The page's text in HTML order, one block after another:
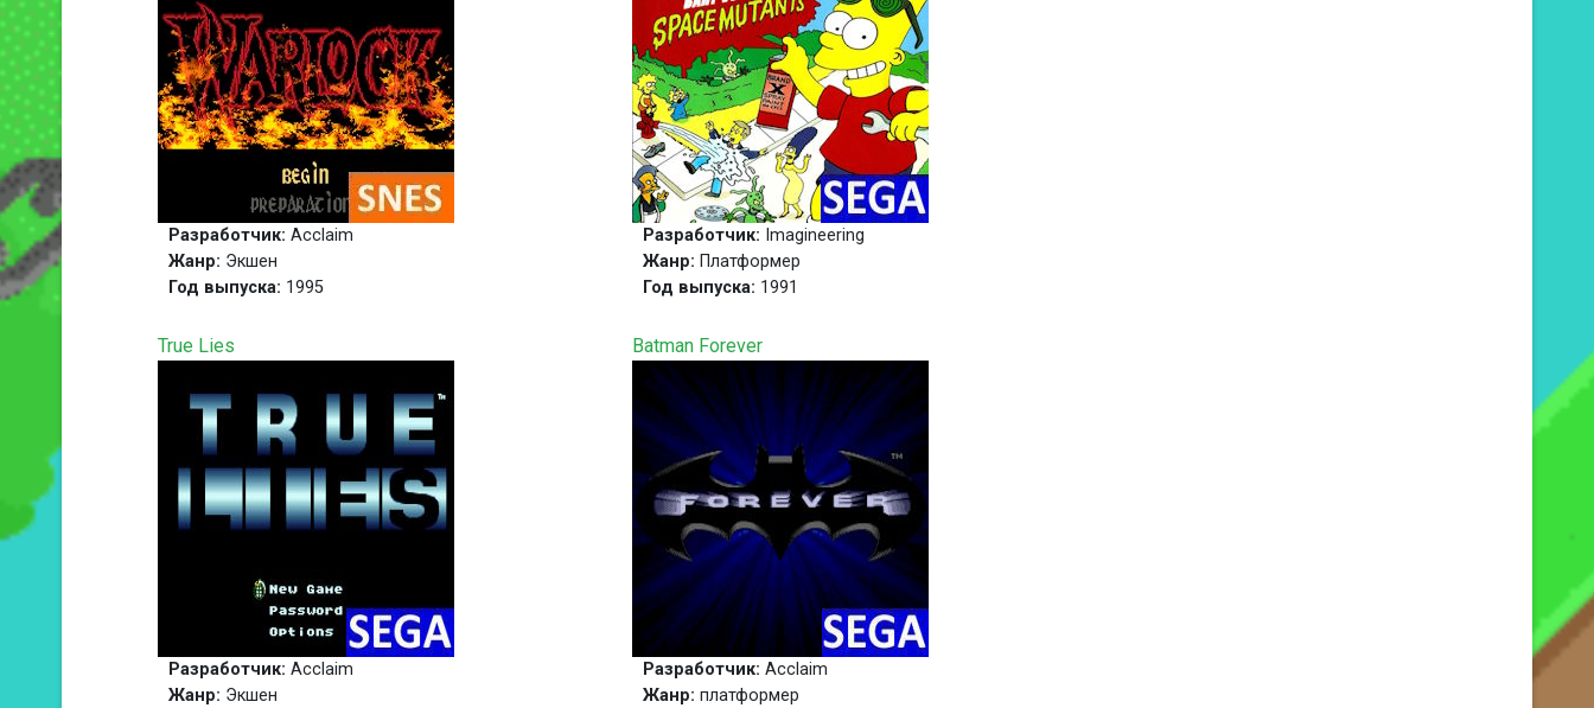
Разработчик: Acclaim
Жанр: Экшен
Год выпуска: 1995
Разработчик: Imagineering
Жанр: Платформер
Год выпуска: 1991
True Lies
Разработчик: Acclaim
Жанр: Экшен
Batman Forever
Разработчик: Acclaim
Жанр: платформер